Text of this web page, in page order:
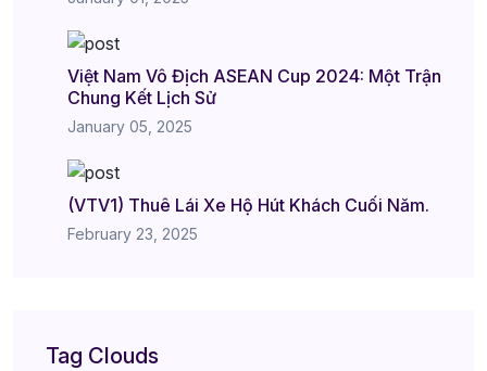
Việt Nam Vô Địch ASEAN Cup 2024: Một Trận
Chung Kết Lịch Sử
January 05, 2025
(VTV1) Thuê Lái Xe Hộ Hút Khách Cuối Năm.
February 23, 2025
Tag Clouds